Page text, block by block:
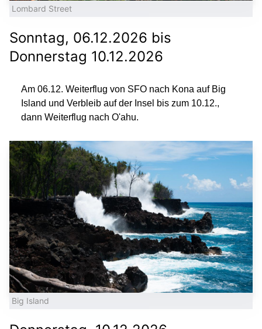
Lombard Street
Sonntag, 06.12.2026 bis
Donnerstag 10.12.2026
Am 06.12. Weiterflug von SFO nach Kona auf Big
Island und Verbleib auf der Insel bis zum 10.12.,
dann Weiterflug nach O'ahu.
Big Island